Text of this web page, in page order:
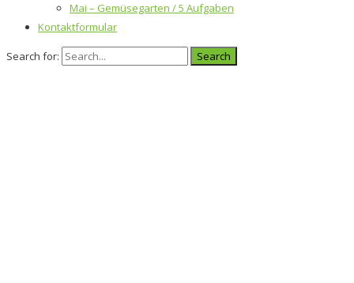
Mai – Gemüsegarten / 5 Aufgaben
Kontaktformular
Search for: